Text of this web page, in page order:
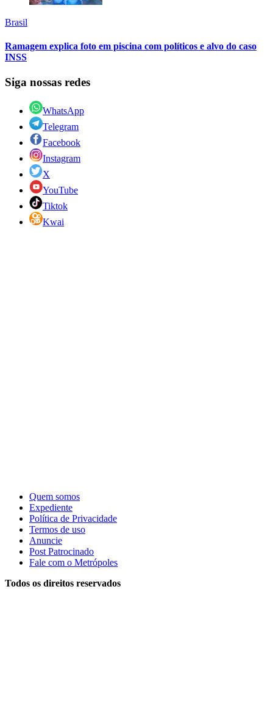
Brasil
Ramagem explica foto em piscina com políticos e alvo do caso
INSS
Siga nossas redes
WhatsApp
Telegram
Facebook
Instagram
X
YouTube
Tiktok
Kwai
Quem somos
Expediente
Política de Privacidade
Termos de uso
Anuncie
Post Patrocinado
Fale com o Metrópoles
Todos os direitos reservados